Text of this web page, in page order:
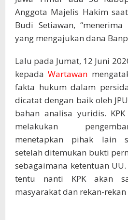
Anggota Majelis Hakim
Budi Setiawan,
yang mengajukan dana
Lalu pada Jumat, 12 Juni
kepadaWartawan
fakta hukum dalam
dicatat dengan baik oleh
bahan analisa yuridis.
melakukan
menetapkan pihak lain
setelah ditemukan bukti
sebagaimana ketentuan
tentu nanti KPK akan
masyarakat dan rekan-rekan